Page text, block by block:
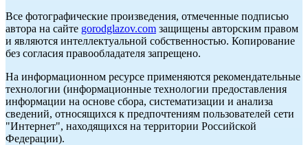
Все фотографические произведения, отмеченные подписью
автора на сайте gorodglazov.com защищены авторским правом
и являются интеллектуальной собственностью. Копирование
без согласия правообладателя запрещено.
На информационном ресурсе применяются рекомендательные
технологии (информационные технологии предоставления
информации на основе сбора, систематизации и анализа
сведений, относящихся к предпочтениям пользователей сети
"Интернет", находящихся на территории Российской
Федерации).